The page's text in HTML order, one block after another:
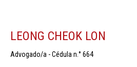
LEONG CHEOK LON
Advogado/a - Cédula n.° 664